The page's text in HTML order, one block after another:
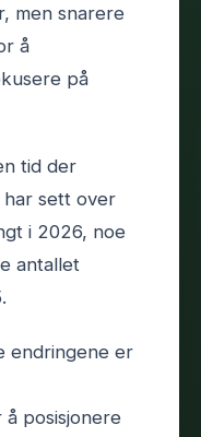
men snarere
å
på
tid der
sett over
i 2026, noe
antallet
endringene er
posisjonere